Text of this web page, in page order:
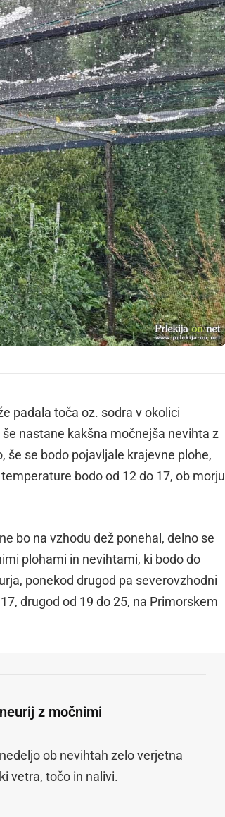
padala toča oz. sodra v okolici
nastane kakšna močnejša nevihta z
še se bodo pojavljale krajevne plohe,
bodo od 12 do 17, ob morju
bo na vzhodu dež ponehal, delno se
plohami in nevihtami, ki bodo do
ponekod drugod pa severovzhodni
drugod od 19 do 25, na Primorskem
z močnimi
ob nevihtah zelo verjetna
vetra, točo in nalivi.